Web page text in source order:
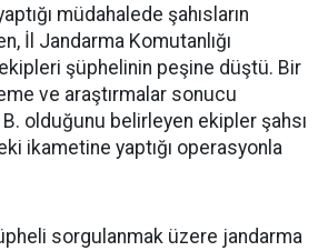
müdahalede şahısların
İl Jandarma Komutanlığı
şüphelinin peşine düştü. Bir
ve araştırmalar sonucu
olduğunu belirleyen ekipler şahsı
ikametine yaptığı operasyonla
sorgulanmak üzere jandarma